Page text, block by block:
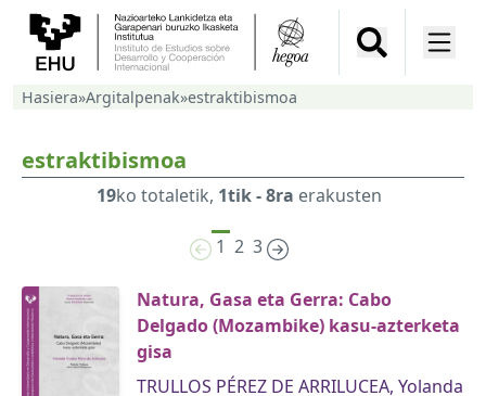
Hasiera»Argitalpenak»estraktibismoa
estraktibismoa
19ko totaletik, 1tik - 8ra erakusten
1 2 3
Natura, Gasa eta Gerra: Cabo
Delgado (Mozambike) kasu-azterketa
gisa
TRULLOS PÉREZ DE ARRILUCEA, Yolanda